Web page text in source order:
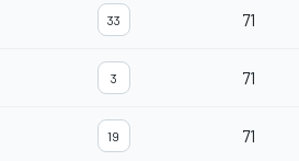
33 71
3 71
19 71